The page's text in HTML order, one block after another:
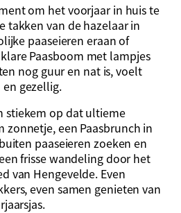
om het voorjaar in huis te
takken van de hazelaar in
paaseieren eraan of
Paasboom met lampjes
nog guur en nat is, voelt
gezellig.
stiekem op dat ultieme
zonnetje, een Paasbrunch in
paaseieren zoeken en
frisse wandeling door het
van Hengevelde. Even
even samen genieten van